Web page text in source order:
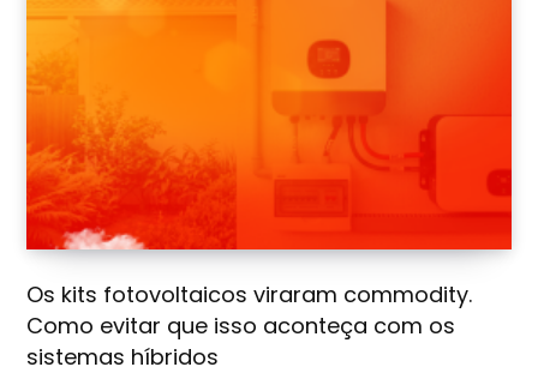
Os kits fotovoltaicos viraram commodity.
Como evitar que isso aconteça com os
sistemas híbridos